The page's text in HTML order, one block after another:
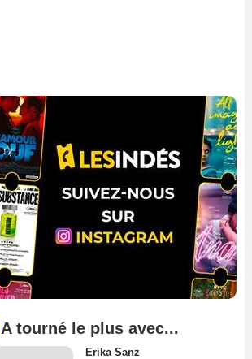
A tourné le plus avec...
Erika Sanz